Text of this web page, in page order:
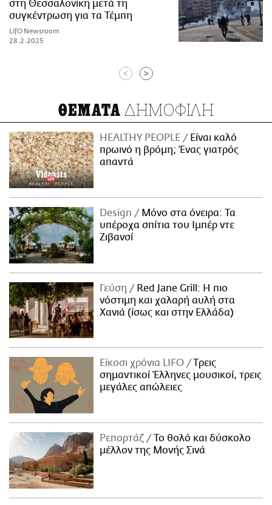
στη Θεσσαλονίκη μετά τη
συγκέντρωση για τα Τέμπη
LifO Newsroom
28.2.2025
< >
ΘΕΜΑΤΑ ΔΗΜΟΦΙΛΗ
HEALTHY PEOPLE
Είναι καλό
πρωινό η βρόμη; Ένας γιατρός
απαντά
Design
Μόνο στα όνειρα: Τα
υπέροχα σπίτια του Ιμπέρ ντε
Ζιβανσί
Γεύση
Red Jane Grill: Η πιο
νόστιμη και χαλαρή αυλή στα
Χανιά (ίσως και στην Ελλάδα)
Είκοσι χρόνια LIFO
Tρεις
σημαντικοί Έλληνες μουσικοί, τρεις
μεγάλες απώλειες
Ρεπορτάζ
Το θολό και δύσκολο
μέλλον της Μονής Σινά